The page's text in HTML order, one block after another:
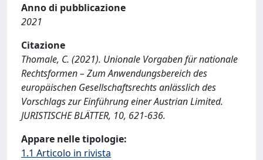
Anno di pubblicazione
2021
Citazione
Thomale, C. (2021). Unionale Vorgaben für nationale
Rechtsformen – Zum Anwendungsbereich des
europäischen Gesellschaftsrechts anlässlich des
Vorschlags zur Einführung einer Austrian Limited.
JURISTISCHE BLÄTTER, 10, 621-636.
Appare nelle tipologie:
1.1 Articolo in rivista